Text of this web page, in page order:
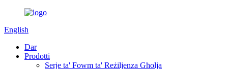
English
Dar
Prodotti
Serje ta' Fowm ta' Reżiljenza Għolja